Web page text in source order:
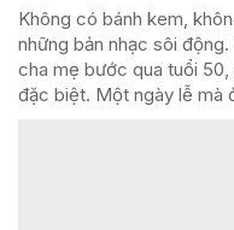
Không có bánh kem,
những bản nhạc sôi
cha mẹ bước qua tuổi
đặc biệt. Một ngày lễ mà